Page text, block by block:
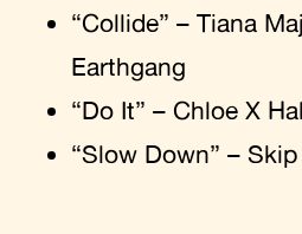
“Collide” – Tiana
Earthgang
“Do It” – Chloe X
“Slow Down” –